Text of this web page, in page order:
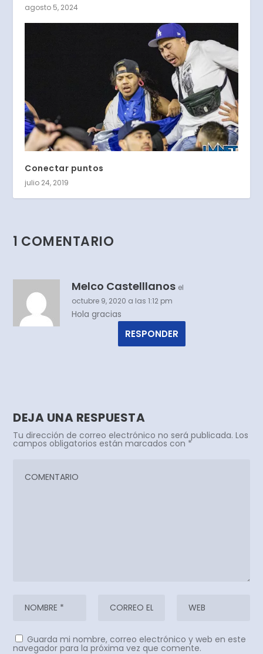
agosto 5, 2024
Conectar puntos
julio 24, 2019
1 COMENTARIO
Melco Castelllanos el
octubre 9, 2020 a las 1:12 pm
Hola gracias
RESPONDER
DEJA UNA RESPUESTA
Tu dirección de correo electrónico no será publicada. Los
campos obligatorios están marcados con *
Guarda mi nombre, correo electrónico y web en este
navegador para la próxima vez que comente.